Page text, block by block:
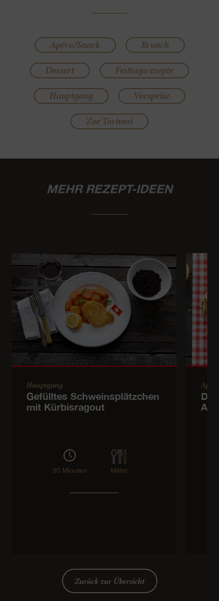
Apéro/Snack
Brunch
Dessert
Festtagsrezepte
Hauptgang
Vorspeise
Zoe Torinesi
MEHR REZEPT-IDEEN
Hauptgang
Gefülltes Schweinsplätzchen
mit Kürbisragout
30 Minuten Mittel
Zurück zur Übersicht